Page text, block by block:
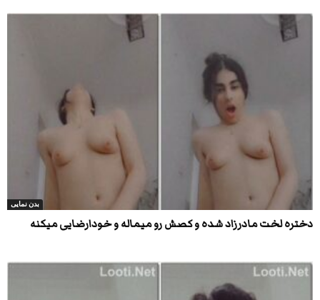
بدن نمایی
دختره لخت مادرزاد شده و کصش رو میماله و خودارضایی میکنه